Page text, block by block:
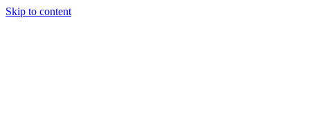
Skip to content